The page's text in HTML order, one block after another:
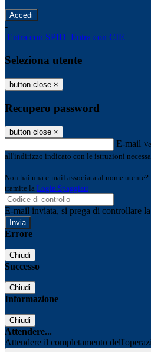
-
Entra con SPID Entra con CIE
Seleziona utente
button close ×
Recupero password
button close ×
E-mail
all'indirizzo indicato con le istruzioni
Non hai una e-mail associata al nome
tramite la Login Spaggiari
E-mail inviata, si prega di controllare
Errore
Chiudi
Successo
Chiudi
Informazione
Chiudi
Attendere...
Attendere il completamento